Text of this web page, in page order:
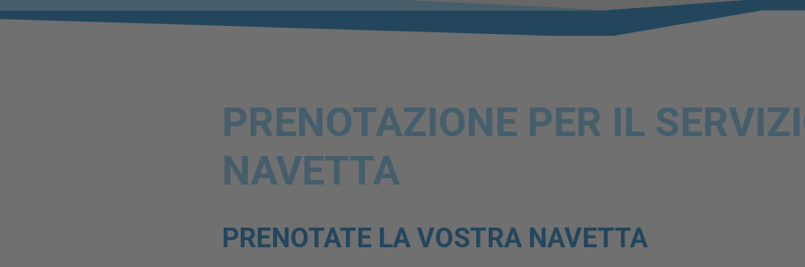
PRENOTAZIONE PER IL
NAVETTA
PRENOTATE LA VOSTRA NAVETTA